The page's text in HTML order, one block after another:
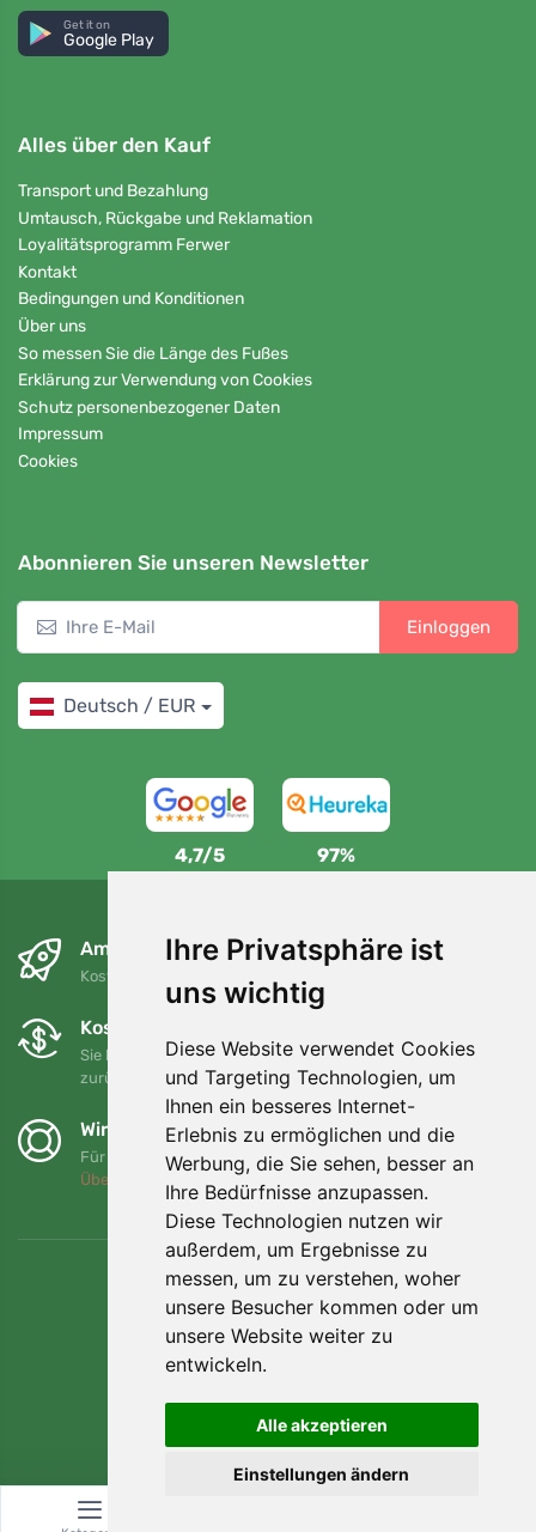
Ihre Privatsphäre ist
uns wichtig
Diese Website verwendet Cookies
und Targeting Technologien, um
Ihnen ein besseres Internet-
Erlebnis zu ermöglichen und die
Werbung, die Sie sehen, besser an
Ihre Bedürfnisse anzupassen.
Diese Technologien nutzen wir
außerdem, um Ergebnisse zu
messen, um zu verstehen, woher
unsere Besucher kommen oder um
unsere Website weiter zu
entwickeln.
Alle akzeptieren
Einstellungen ändern
Get it on
Google Play
Alles über den Kauf
Transport und Bezahlung
Umtausch, Rückgabe und Reklamation
Loyalitätsprogramm Ferwer
Kontakt
Bedingungen und Konditionen
Über uns
So messen Sie die Länge des Fußes
Erklärung zur Verwendung von Cookies
Schutz personenbezogener Daten
Impressum
Cookies
Abonnieren Sie unseren Newsletter
Einloggen
Deutsch / EUR
4,7/5 97%
Am nächsten Tag und kostenlos
Kostenloser Versand für Bestellungen über 80 EUR
Kostenloser Umtausch und Rückgabe
Sie können Ihre Bestellung jederzeit innerhalb von 90 Tagen
zurückgeben oder umtauschen.
Wir unterstützen Trees.org
Für jede Bestellung pflanzen wir einen Baum! Mehr lesen
Über uns